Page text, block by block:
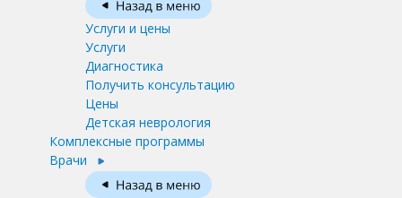
Услуги и цены
Услуги
Диагностика
Получить консультацию
Цены
Детская неврология
Комплексные программы
Врачи